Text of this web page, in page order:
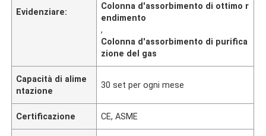
Evidenziare:
Colonna d'assorbimento di ottimo r
endimento
,
Colonna d'assorbimento di purifica
zione del gas
Capacità di alime
ntazione
30 set per ogni mese
Certificazione CE, ASME